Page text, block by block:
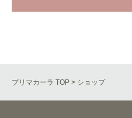
プリマカーラ TOP > ショップ